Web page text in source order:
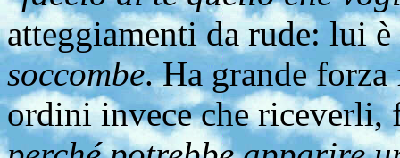
atteggiamenti da rude: lui
soccombe. Ha grande forza
ordini invece che riceverli,